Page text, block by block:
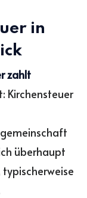
in
zahlt
Kirchensteuer
überhaupt